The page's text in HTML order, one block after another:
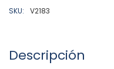
SKU: V2183
Descripción